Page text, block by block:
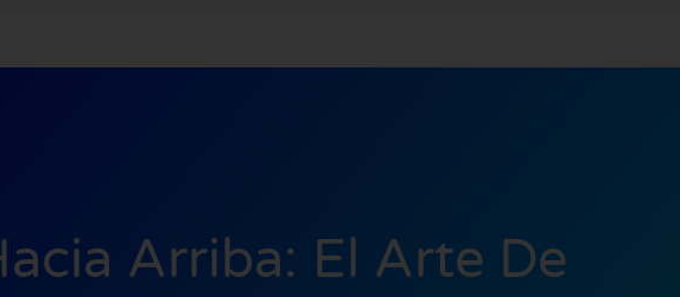
Arriba: El Arte De